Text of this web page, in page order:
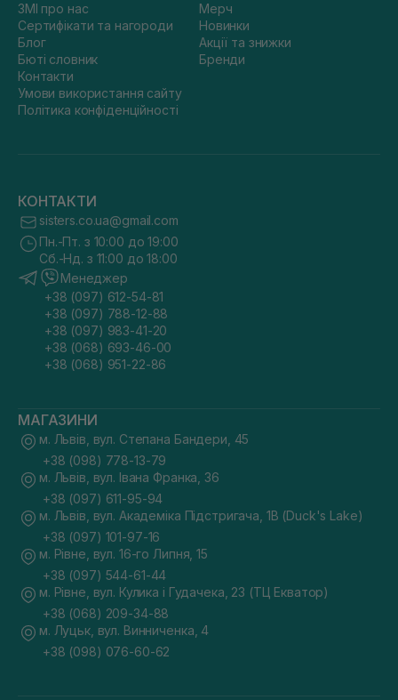
ЗМІ про нас
Сертифікати та нагороди
Блог
Бюті словник
Контакти
Умови використання сайту
Політика конфіденційності
Мерч
Новинки
Акції та знижки
Бренди
КОНТАКТИ
sisters.co.ua@gmail.com
Пн.-Пт. з 10:00 до 19:00
Сб.-Нд. з 11:00 до 18:00
Менеджер
+38 (097) 612-54-81
+38 (097) 788-12-88
+38 (097) 983-41-20
+38 (068) 693-46-00
+38 (068) 951-22-86
МАГАЗИНИ
м. Львів, вул. Степана Бандери, 45
+38 (098) 778-13-79
м. Львів, вул. Івана Франка, 36
+38 (097) 611-95-94
м. Львів, вул. Академіка Підстригача, 1В (Duck's Lake)
+38 (097) 101-97-16
м. Рівне, вул. 16-го Липня, 15
+38 (097) 544-61-44
м. Рівне, вул. Кулика і Гудачека, 23 (ТЦ Екватор)
+38 (068) 209-34-88
м. Луцьк, вул. Винниченка, 4
+38 (098) 076-60-62